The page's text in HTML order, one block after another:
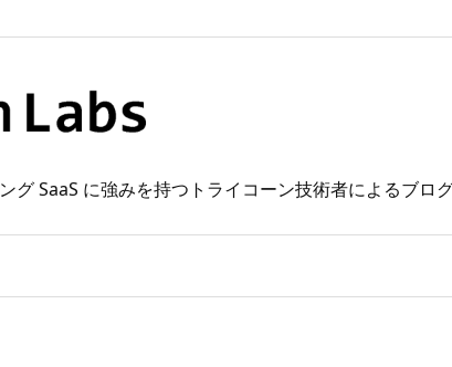
SaaS に強みを持つトライコーン技術者によるブログ